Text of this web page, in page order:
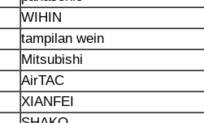
WIHIN
tampilan wein
Mitsubishi
AirTAC
XIANFEI